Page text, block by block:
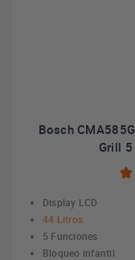
Bosch
Grill
Display LCD
44 Litros
5 Funciones
Bloqueo infantil